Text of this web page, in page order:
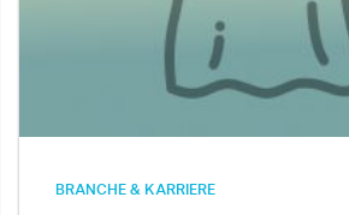
BRANCHE & KARRIERE